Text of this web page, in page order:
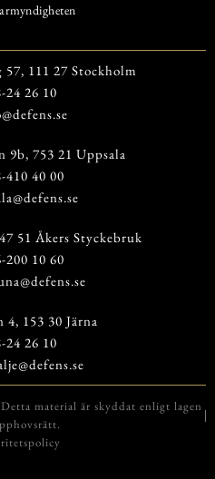
111 27 Stockholm
24 26 10
9b, 753 21 Uppsala
410 40 00
51 Åkers Styckebruk
200 10 60
4, 153 30 Järna
24 26 10
material är skyddat enligt lagen